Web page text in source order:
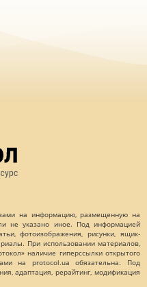
на информацию, размещенную на
не указано иное. Под информацией
фотоизображения, рисунки, ящик-
При использовании материалов,
наличие гиперссылки открытого
на protocol.ua обязательна. Под
адаптация, рерайтинг, модификация